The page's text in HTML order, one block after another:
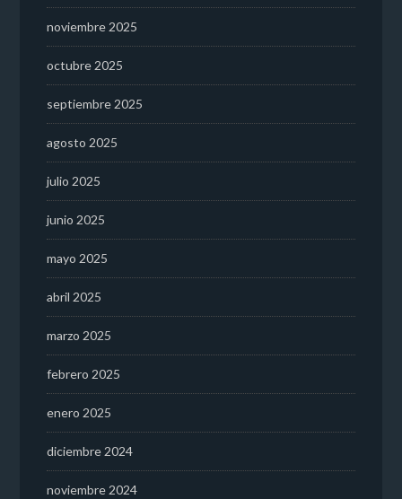
noviembre 2025
octubre 2025
septiembre 2025
agosto 2025
julio 2025
junio 2025
mayo 2025
abril 2025
marzo 2025
febrero 2025
enero 2025
diciembre 2024
noviembre 2024